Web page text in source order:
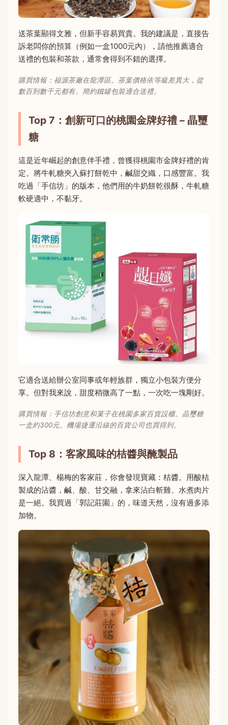
送茶葉顯得文雅，但新手容易買貴。我的建議是，直接告
訴老闆你的預算（例如一盒1000元內），請他推薦適合
送禮的包裝和茶款，通常會得到不錯的選擇。
購買情報：福源茶廠在龍潭區。茶葉價格依等級差異大，從
數百到數千元都有。簡約鐵罐包裝適合送禮。
Top 7：創新可口的桃園金牌好禮 – 晶璽
糖
這是近年崛起的創意伴手禮，曾獲得桃園市金牌好禮的肯
定。將牛軋糖夾入蘇打餅乾中，鹹甜交織，口感豐富。我
吃過「手信坊」的版本，他們用的牛奶餅乾很酥，牛軋糖
軟硬適中，不黏牙。
它適合送給辦公室同事或年輕族群，獨立小包裝方便分
享。但對我來說，甜度稍微高了一點，一次吃一塊剛好。
購買情報：手信坊創意和菓子在桃園多家百貨設櫃。晶璽糖
一盒約300元。機場捷運沿線的百貨公司也買得到。
Top 8：客家風味的桔醬與醃製品
深入龍潭、楊梅的客家莊，你會發現寶藏：桔醬。用酸桔
製成的沾醬，鹹、酸、甘交融，拿來沾白斬雞、水煮肉片
是一絕。我買過「郭記莊園」的，味道天然，沒有過多添
加物。